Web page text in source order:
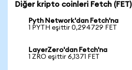
Diğer kripto coinleri Fetch
Pyth Network'dan Fetch'na
1 PYTH eşittir 0,294729 FET
LayerZero'dan Fetch'na
1 ZRO eşittir 6,1371 FET